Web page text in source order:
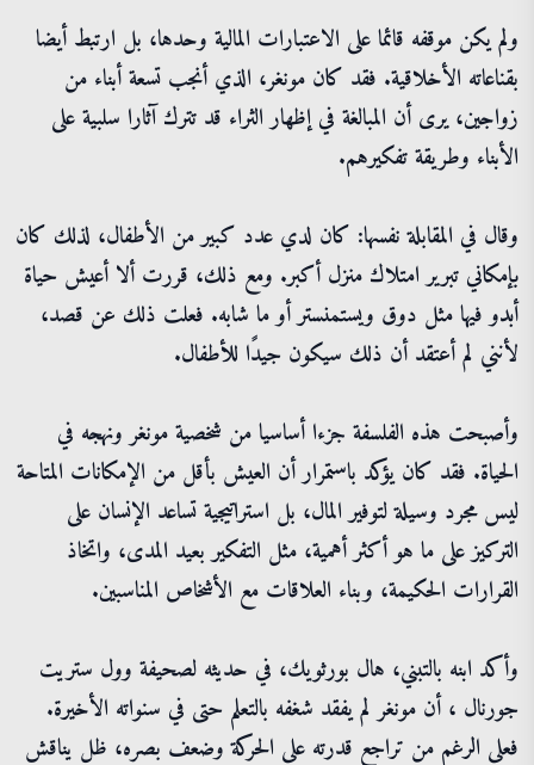
ولم يكن موقفه قائما على الاعتبارات المالية وحدها، بل ارتبط أيضا
بقناعاته الأخلاقية. فقد كان مونغر، الذي أنجب تسعة أبناء من
زواجين، يرى أن المبالغة في إظهار الثراء قد تترك آثارا سلبية على
الأبناء وطريقة تفكيرهم.
وقال في المقابلة نفسها: كان لدي عدد كبير من الأطفال، لذلك كان
بإمكاني تبرير امتلاك منزل أكبر. ومع ذلك، قررت ألا أعيش حياة
أبدو فيها مثل دوق ويستمنستر أو ما شابه. فعلت ذلك عن قصد،
لأنني لم أعتقد أن ذلك سيكون جيدًا للأطفال.
وأصبحت هذه الفلسفة جزءا أساسيا من شخصية مونغر ونهجه في
الحياة. فقد كان يؤكد باستمرار أن العيش بأقل من الإمكانات المتاحة
ليس مجرد وسيلة لتوفير المال، بل استراتيجية تساعد الإنسان على
التركيز على ما هو أكثر أهمية، مثل التفكير بعيد المدى، واتخاذ
القرارات الحكيمة، وبناء العلاقات مع الأشخاص المناسبين.
وأكد ابنه بالتبني، هال بورثويك، في حديثه لصحيفة وول ستريت
جورنال ، أن مونغر لم يفقد شغفه بالتعلم حتى في سنواته الأخيرة.
فعلى الرغم من تراجع قدرته على الحركة وضعف بصره، ظل يناقش